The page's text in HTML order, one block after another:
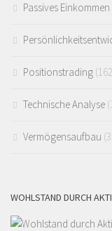
Passives Einkommen
Positionstrading
Technische Analyse
Vermögensaufbau
WOHLSTAND DURCH